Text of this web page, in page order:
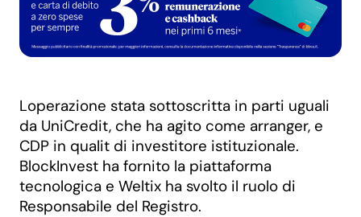
Loperazione stata sottoscritta in parti uguali
da UniCredit, che ha agito come arranger, e
CDP in qualit di investitore istituzionale.
BlockInvest ha fornito la piattaforma
tecnologica e Weltix ha svolto il ruolo di
Responsabile del Registro.